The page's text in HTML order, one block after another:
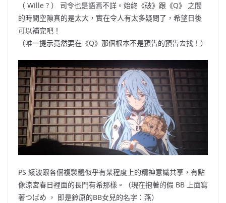
（ Wille ? ） 司令也是語焉不詳。始終《破》跟《Q》 之間
的時間空隙真的是太大，實在令人有太多疑問了，希望日後
可以補完吧！
（唯一提示竟然要在《Q》 那個根本不是預告的預告去找 ！）
PS 綾波跟各個複製體似乎有某程度上的精神意識共享，有點
像涼宮春日裡面的長門有希那樣。
（現在抱著的假 BB 上面寫
著つばめ ， 即是鈴原的BB女兒的名字：燕）